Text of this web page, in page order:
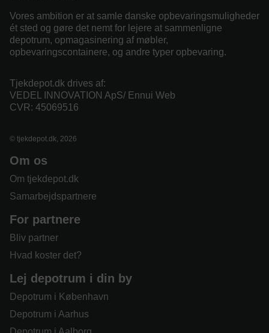
Vores ambition er at samle danske opbevaringsmuligheder
ét sted og gøre det nemt for lejere at sammenligne
depotrum, opmagasinering af møbler,
opbevaringscontainere, og andre typer opbevaring.
Tjekdepot.dk drives af:
VEDEL INNOVATION ApS/ Ennui Web
CVR: 45069516
© tjekdepot.dk, 2026
Om os
Om tjekdepot.dk
Samarbejdspartnere
For partnere
Bliv partner
Hvad koster det?
Lej depotrum i din by
Depotrum i København
Depotrum i Aarhus